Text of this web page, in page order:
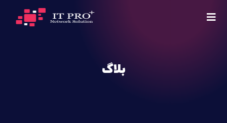
بلاگ